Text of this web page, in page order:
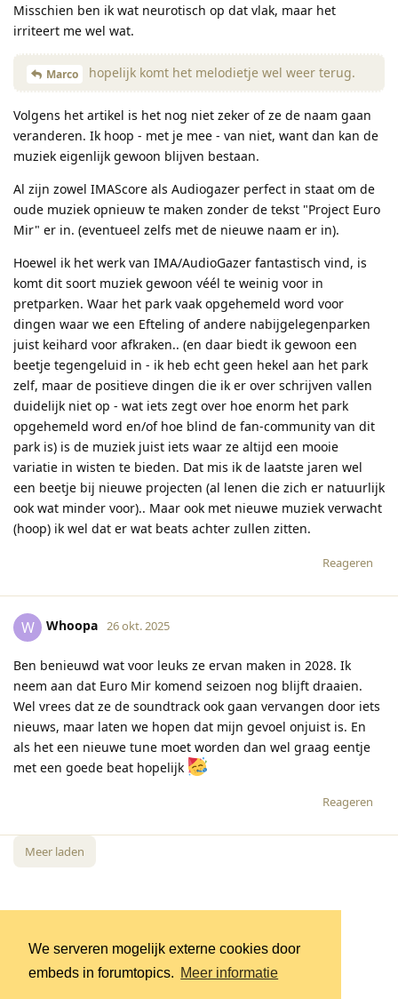
We serveren mogelijk externe cookies door
embeds in forumtopics. Meer informatie
Misschien ben ik wat neurotisch op dat vlak, maar het
irriteert me wel wat.
Marco hopelijk komt het melodietje wel weer terug.
Volgens het artikel is het nog niet zeker of ze de naam gaan
veranderen. Ik hoop - met je mee - van niet, want dan kan de
muziek eigenlijk gewoon blijven bestaan.
Al zijn zowel IMAScore als Audiogazer perfect in staat om de
oude muziek opnieuw te maken zonder de tekst "Project Euro
Mir" er in. (eventueel zelfs met de nieuwe naam er in).
Hoewel ik het werk van IMA/AudioGazer fantastisch vind, is
komt dit soort muziek gewoon véél te weinig voor in
pretparken. Waar het park vaak opgehemeld word voor
dingen waar we een Efteling of andere nabijgelegenparken
juist keihard voor afkraken.. (en daar biedt ik gewoon een
beetje tegengeluid in - ik heb echt geen hekel aan het park
zelf, maar de positieve dingen die ik er over schrijven vallen
duidelijk niet op - wat iets zegt over hoe enorm het park
opgehemeld word en/of hoe blind de fan-community van dit
park is) is de muziek juist iets waar ze altijd een mooie
variatie in wisten te bieden. Dat mis ik de laatste jaren wel
een beetje bij nieuwe projecten (al lenen die zich er natuurlijk
ook wat minder voor).. Maar ook met nieuwe muziek verwacht
(hoop) ik wel dat er wat beats achter zullen zitten.
Reageren
W Whoopa 26 okt. 2025
Ben benieuwd wat voor leuks ze ervan maken in 2028. Ik
neem aan dat Euro Mir komend seizoen nog blijft draaien.
Wel vrees dat ze de soundtrack ook gaan vervangen door iets
nieuws, maar laten we hopen dat mijn gevoel onjuist is. En
als het een nieuwe tune moet worden dan wel graag eentje
met een goede beat hopelijk
Reageren
Meer laden